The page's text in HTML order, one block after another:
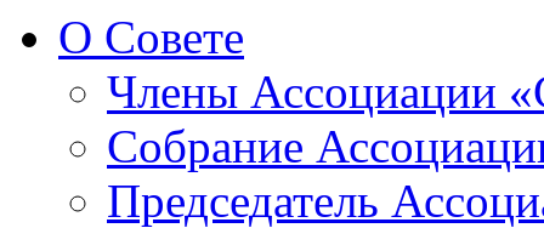
О Совете
Члены Ассоциации
Собрание
Председатель